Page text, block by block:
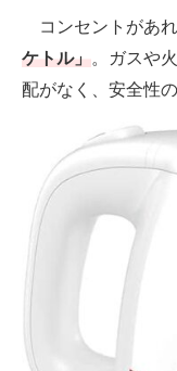
釣り具・釣り用品
食器・グラス・カトラリー
メディア
注目記事を集めた総
ITの今と未来を見通す
スマホと通信の最新
進化するPCとデバ
コンセントがあ
ケトル」。ガスや
配がなく、安全性